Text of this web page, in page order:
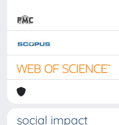
social impact